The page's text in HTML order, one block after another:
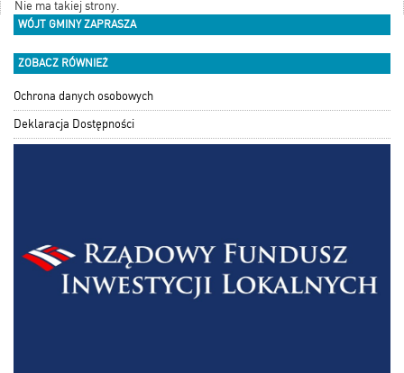
Nie ma takiej strony.
WÓJT GMINY ZAPRASZA
ZOBACZ RÓWNIEŻ
Ochrona danych osobowych
Deklaracja Dostępności